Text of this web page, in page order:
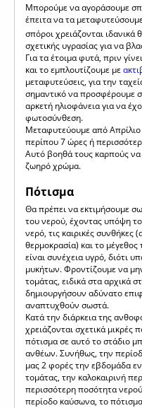
Μπορούμε να αγοράσουμε
έπειτα να τα
σπόροι χρειάζονται ιδανικά
σχετικής υγρασίας για να
Για τα έτοιμα φυτά, πριν
και το εμπλουτίζουμε με
μεταφυτεύσεις, για την
σημαντικό να προσφέρουμε
αρκετή ηλιοφάνεια για να
φωτοσύνθεση.
Μεταφυτεύουμε από Απρίλιο
περίπου 7 ώρες ή
Αυτό βοηθά τους καρπούς να
ζωηρό χρώμα.
Πότισμα
Θα πρέπει να εκτιμήσουμε
του νερού, έχοντας υπόψη
νερό, τις καιρικές συνθήκες
θερμοκρασία) και το
είναι συνέχεια υγρό, διότι
μυκήτων. Φροντίζουμε να
τομάτας, ειδικά στα αρχικά
δημιουργήσουν αδύνατο
αναπτυχθούν σωστά.
Κατά την διάρκεια της
χρειάζονται σχετικά
πότισμα σε αυτό το στάδιο
ανθέων. Συνήθως, την
μας 2 φορές την εβδομάδα
τομάτας, την καλοκαιρινή
περισσότερη ποσότητα
περίοδο καύσωνα, το